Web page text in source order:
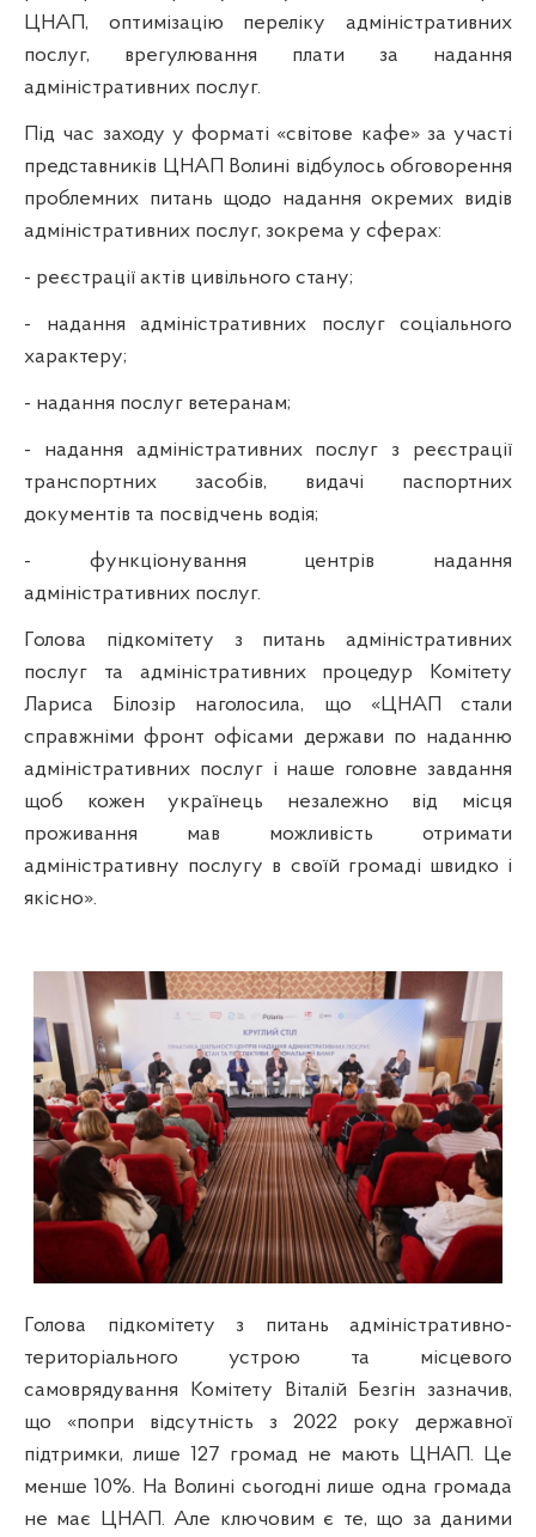
ЦНАП, оптимізацію переліку адміністративних
послуг, врегулювання плати за надання
адміністративних послуг.
Під час заходу у форматі «світове кафе» за участі
представників ЦНАП Волині відбулось обговорення
проблемних питань щодо надання окремих видів
адміністративних послуг, зокрема у сферах:
- реєстрації актів цивільного стану;
- надання адміністративних послуг соціального
характеру;
- надання послуг ветеранам;
- надання адміністративних послуг з реєстрації
транспортних засобів, видачі паспортних
документів та посвідчень водія;
- функціонування центрів надання
адміністративних послуг.
Голова підкомітету з питань адміністративних
послуг та адміністративних процедур Комітету
Лариса Білозір наголосила, що «ЦНАП стали
справжніми фронт офісами держави по наданню
адміністративних послуг і наше головне завдання
щоб кожен українець незалежно від місця
проживання мав можливість отримати
адміністративну послугу в своїй громаді швидко і
якісно».
Голова підкомітету з питань адміністративно-
територіального устрою та місцевого
самоврядування Комітету Віталій Безгін зазначив,
що «попри відсутність з 2022 року державної
підтримки, лише 127 громад не мають ЦНАП. Це
менше 10%. На Волині сьогодні лише одна громада
не має ЦНАП. Але ключовим є те, що за даними